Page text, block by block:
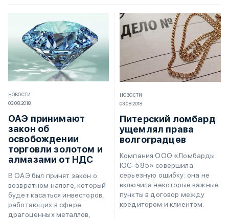
НОВОСТИ
03.08.2018
ОАЭ принимают
закон об
освобождении
торговли золотом и
алмазами от НДС
В ОАЭ был принят закон о
возвратном налоге, который
будет касаться инвесторов,
работающих в сфере
драгоценных металлов,
НОВОСТИ
03.08.2018
Питерский ломбард
ущемлял права
волгоградцев
Компания ООО «Ломбарды
ЮС-585» совершила
серьезную ошибку: она не
включила некоторые важные
пункты в договор между
кредитором и клиентом.